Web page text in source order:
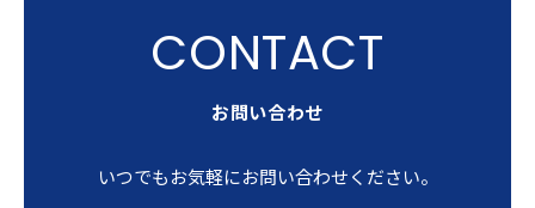
お問い合わせ
いつでもお気軽にお問い合わせください。